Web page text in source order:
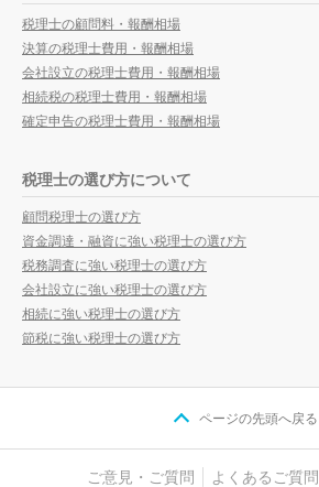
税理士の顧問料・報酬相場
決算の税理士費用・報酬相場
会社設立の税理士費用・報酬相場
相続税の税理士費用・報酬相場
確定申告の税理士費用・報酬相場
税理士の選び方について
顧問税理士の選び方
資金調達・融資に強い税理士の選び方
税務調査に強い税理士の選び方
会社設立に強い税理士の選び方
相続に強い税理士の選び方
節税に強い税理士の選び方
ページの先頭へ戻る
ご意見・ご質問 よくあるご質問